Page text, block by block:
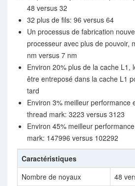
48 versus 32
32 plus de fils: 96 versus 64
Un processus de fabrication
processeur avec plus de pouvoir,
nm versus 7 nm
Environ 20% plus de la cache L1,
être entreposé dans la cache L1
tard
Environ 3% meilleur performance
thread mark: 3223 versus 3123
Environ 45% meilleur
mark: 147996 versus 102292
Caractéristiques
Nombre de noyaux
48